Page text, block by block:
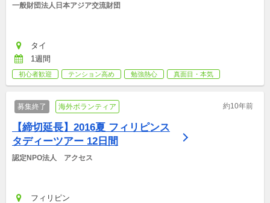
一般財団法人日本アジア交流財団
タイ
1週間
初心者歓迎 テンション高め 勉強熱心 真面目・本気
募集終了 海外ボランティア 約10年前
【締切延長】2016夏 フィリピンス
タディーツアー 12日間
認定NPO法人　アクセス
フィリピン